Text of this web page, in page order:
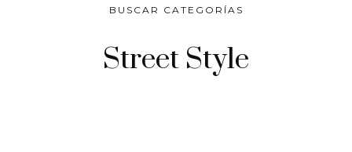
BUSCAR CATEGORÍAS
Street Style